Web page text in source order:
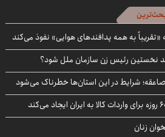
به همه پدافندهای هوایی» نفوذ می‌کند
نخستین رئیس زن سازمان ملل شود؟
شرایط در این استان‌ها خطرناک می‌شود
زنان